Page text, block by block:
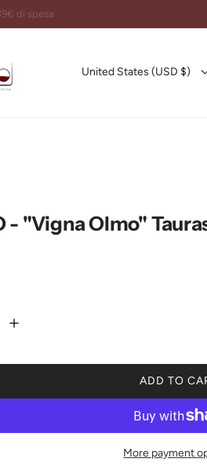
al 100%
United States (USD $)
- "Vigna Olmo"
ADD TO
L
A
I
More payment